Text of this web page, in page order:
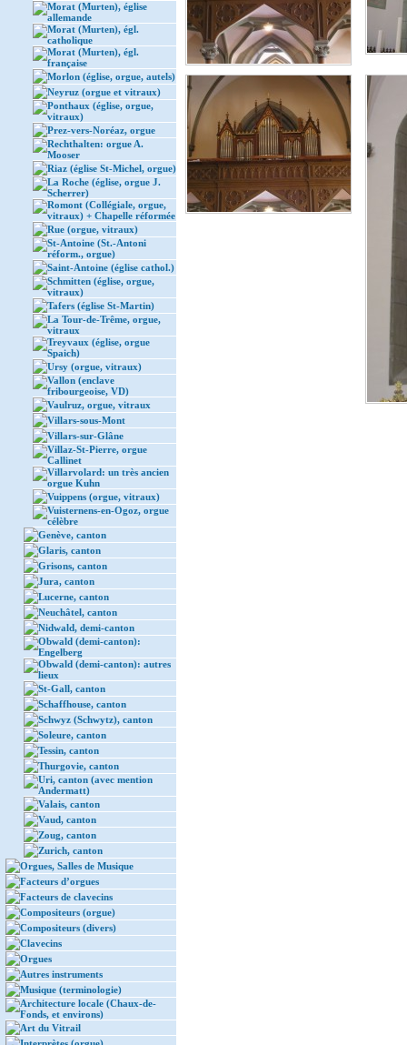
Morat (Murten), église
allemande
Morat (Murten), égl.
catholique
Morat (Murten), égl.
française
Morlon (église, orgue, autels)
Neyruz (orgue et vitraux)
Ponthaux (église, orgue,
vitraux)
Prez-vers-Noréaz, orgue
Rechthalten: orgue A.
Mooser
Riaz (église St-Michel, orgue)
La Roche (église, orgue J.
Scherrer)
Romont (Collégiale, orgue,
vitraux) + Chapelle réformée
Rue (orgue, vitraux)
St-Antoine (St.-Antoni
réform., orgue)
Saint-Antoine (église cathol.)
Schmitten (église, orgue,
vitraux)
Tafers (église St-Martin)
La Tour-de-Trême, orgue,
vitraux
Treyvaux (église, orgue
Spaich)
Ursy (orgue, vitraux)
Vallon (enclave
fribourgeoise, VD)
Vaulruz, orgue, vitraux
Villars-sous-Mont
Villars-sur-Glâne
Villaz-St-Pierre, orgue
Callinet
Villarvolard: un très ancien
orgue Kuhn
Vuippens (orgue, vitraux)
Vuisternens-en-Ogoz, orgue
célèbre
Genève, canton
Glaris, canton
Grisons, canton
Jura, canton
Lucerne, canton
Neuchâtel, canton
Nidwald, demi-canton
Obwald (demi-canton):
Engelberg
Obwald (demi-canton): autres
lieux
St-Gall, canton
Schaffhouse, canton
Schwyz (Schwytz), canton
Soleure, canton
Tessin, canton
Thurgovie, canton
Uri, canton (avec mention
Andermatt)
Valais, canton
Vaud, canton
Zoug, canton
Zurich, canton
Orgues, Salles de Musique
Facteurs d’orgues
Facteurs de clavecins
Compositeurs (orgue)
Compositeurs (divers)
Clavecins
Orgues
Autres instruments
Musique (terminologie)
Architecture locale (Chaux-de-
Fonds, et environs)
Art du Vitrail